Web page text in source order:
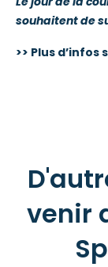
souhaitent de
>> Plus d’infos
venir